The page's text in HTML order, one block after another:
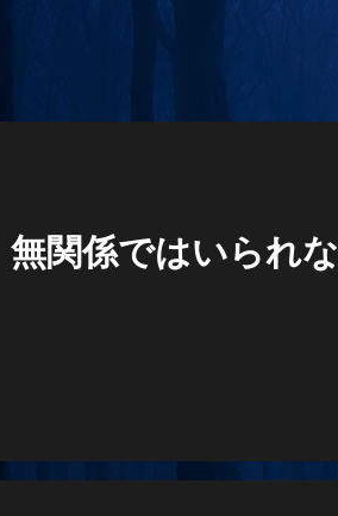
関係ではいられな